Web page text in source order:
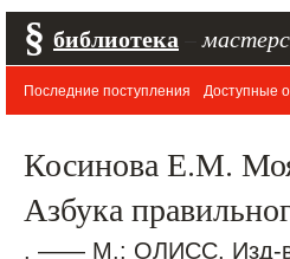
§ библиотека
Последние поступления Доступные
Косинова Е.М. Моя
Азбука
. —— М.: ОЛИСС, Изд-